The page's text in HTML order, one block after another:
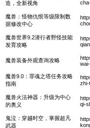
造，全新视角
魔兽：怪物仇恨等级限制数
据修改中心
魔兽世界9.2潜行者野怪技能
发育攻略
魔兽装备外观查询攻略
魔兽9.0：罪魂之塔任务攻略
指南
zhi-
魔兽火法神器：升级为中心
的奥义
qi-
鬼泣：穿越时空，掌握超凡
武器